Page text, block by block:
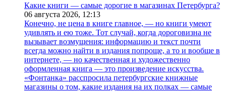
Какие книги — самые дорогие в магазинах Петербурга?
06 августа 2026, 12:13
Конечно, не цена в книге главное, — но книги умеют
удивлять и ею тоже. Тот случай, когда дороговизна не
вызывает возмущения: информацию и текст почти
всегда можно найти в издания попроще, а то и вообще в
интернете, — но качественная и художественно
оформленная книга — это произведение искусства.
«Фонтанка» расспросила петербургские книжные
магазины о том, какие издания на их полках — самые